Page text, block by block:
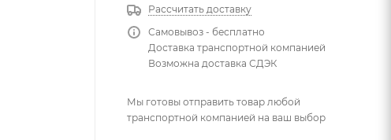
Рассчитать доставку
Самовывоз - бесплатно
Доставка транспортной компанией
Возможна доставка СДЭК
Мы готовы отправить товар любой
транспортной компанией на ваш выбор